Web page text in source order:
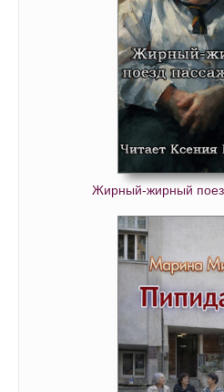
Жирный-жирный